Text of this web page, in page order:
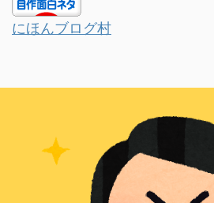
にほんブログ村